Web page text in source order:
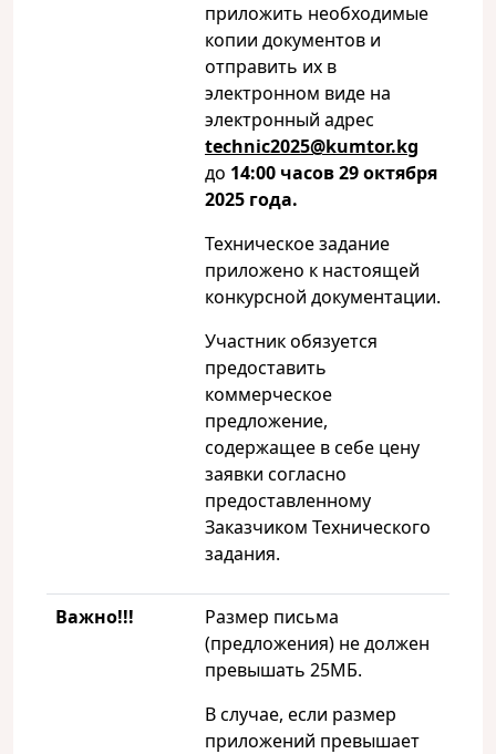
приложить необходимые
копии документов и
отправить их в
электронном виде на
электронный адрес
technic2025@kumtor.kg
до 14:00 часов 29 октября
2025 года.
Техническое задание
приложено к настоящей
конкурсной документации.
Участник обязуется
предоставить
коммерческое
предложение,
содержащее в себе цену
заявки согласно
предоставленному
Заказчиком Технического
задания.
Важно!!!
Размер письма
(предложения) не должен
превышать 25МБ.
В случае, если размер
приложений превышает